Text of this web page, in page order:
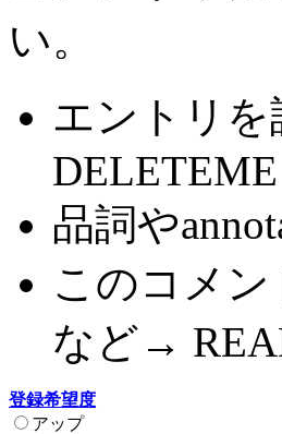
い。
エントリ
DELETEME
品詞や
このコメ
など→
登録希望度
アップ